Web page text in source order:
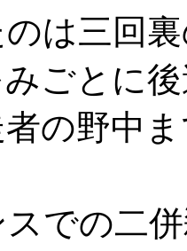
は三回
ごとに
の野中
での二